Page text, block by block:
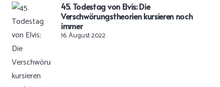
45. Todestag von Elvis: Die
Verschwörungstheorien kursieren noch
immer
16. August 2022